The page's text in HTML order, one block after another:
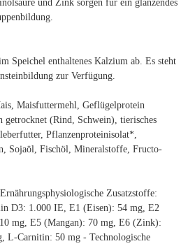
und Zink sorgen für ein glänzendes
Speichel enthaltenes Kalzium ab. Es steht
zur Verfügung.
Maisfuttermehl, Geflügelprotein
(Rind, Schwein), tierisches
Pflanzenproteinisolat*,
Sojaöl, Fischöl, Mineralstoffe, Fructo-
Zusatzstoffe:
D3: 1.000 IE, E1 (Eisen): 54 mg, E2
mg, E5 (Mangan): 70 mg, E6 (Zink):
L-Carnitin: 50 mg - Technologische